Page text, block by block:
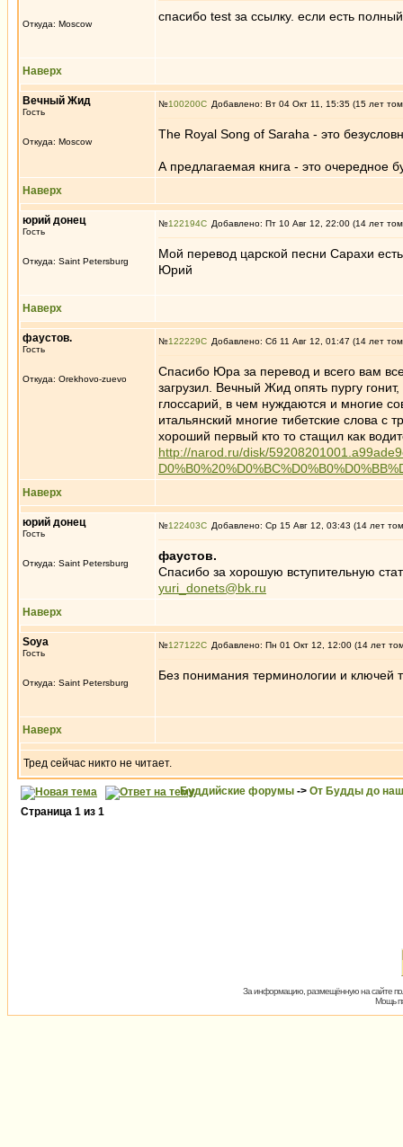
Откуда: Moscow
спасибо test за ссылку. если есть
Наверх
Вечный Жид
Гость
Откуда: Moscow
№100200 Добавлено: Вт 04 Окт 11, 15:35 (15 лет
The Royal Song of Saraha - это
А предлагаемая книга - это очередное
Наверх
юрий донец
Гость
Откуда: Saint Petersburg
№122194 Добавлено: Пт 10 Авг 12, 22:00 (14 лет
Мой перевод царской песни Сарахи
Юрий
Наверх
фаустов.
Гость
Откуда: Orekhovo-zuevo
№122229 Добавлено: Сб 11 Авг 12, 01:47 (14 лет
Спасибо Юра за перевод и всего вам
загрузил. Вечный Жид опять пургу
глоссарий, в чем нуждаются и многие
итальянский многие тибетские слова
хороший первый кто то стащил как
http://narod.ru/disk/
Наверх
юрий донец
Гость
Откуда: Saint Petersburg
№122403 Добавлено: Ср 15 Авг 12, 03:43 (14 лет
фаустов.
Спасибо за хорошую вступительную
yuri_donets@bk.ru
Наверх
Soya
Гость
Откуда: Saint Petersburg
№127122 Добавлено: Пн 01 Окт 12, 12:00 (14 лет
Без понимания терминологии и ключей
Наверх
Тред сейчас никто не читает.
Буддийские форумы -> От Будды до
Страница 1 из 1
За информацию, размещённую на сайте
Мощь